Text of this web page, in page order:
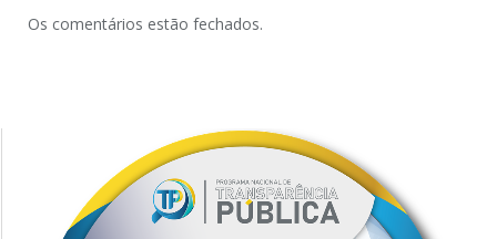
Os comentários estão fechados.